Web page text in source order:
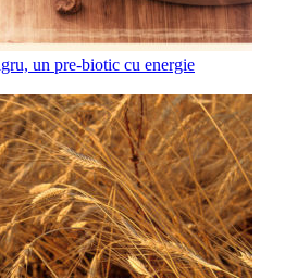
un pre-biotic cu energie